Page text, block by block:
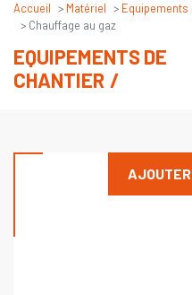
Accueil Matériel
Chauffage au gaz
EQUIPEMENTS DE
CHANTIER
AJOUTER